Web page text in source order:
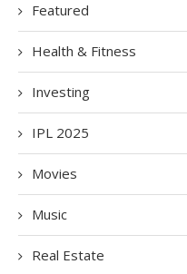
Featured
Health & Fitness
Investing
IPL 2025
Movies
Music
Real Estate